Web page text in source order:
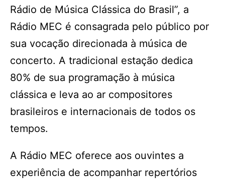
Rádio de Música Clássica do Brasil”, a
Rádio MEC é consagrada pelo público por
sua vocação direcionada à música de
concerto. A tradicional estação dedica
80% de sua programação à música
clássica e leva ao ar compositores
brasileiros e internacionais de todos os
tempos.
A Rádio MEC oferece aos ouvintes a
experiência de acompanhar repertórios